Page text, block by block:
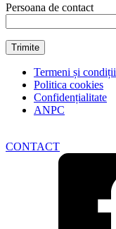
Persoana de contact
Termeni și condiții
Politica cookies
Confidențialitate
ANPC
CONTACT